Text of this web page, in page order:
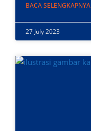
BACA SELENGKAPNYA
27 July 2023